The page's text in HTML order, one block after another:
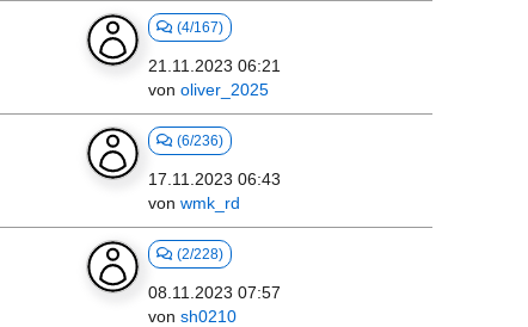
(4/167)
21.11.2023 06:21
von oliver_2025
(6/236)
17.11.2023 06:43
von wmk_rd
(2/228)
08.11.2023 07:57
von sh0210